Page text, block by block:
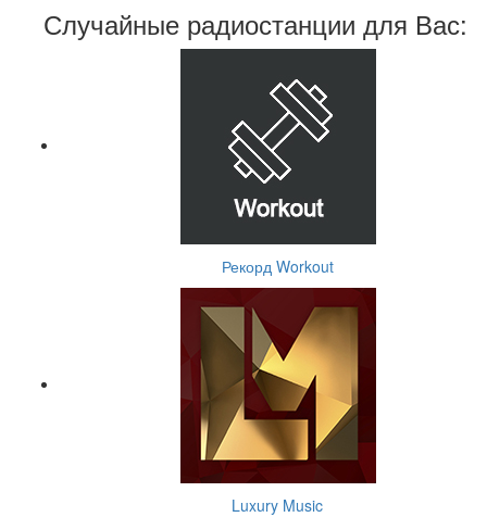
Случайные радиостанции для Вас:
Рекорд Workout
Luxury Music